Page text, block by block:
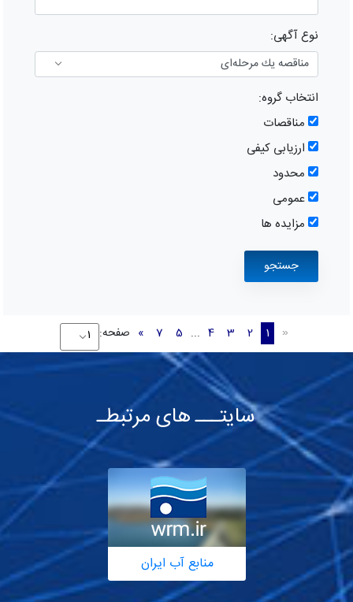
نوع آگهی:
انتخاب گروه:
مناقصات
ارزیابی کیفی
محدود
عمومی
مزايده ها
«
1
2
3
4
...
5
7
» صفحه:
سایتـــ های مرتبطـ
منابع آب ایران